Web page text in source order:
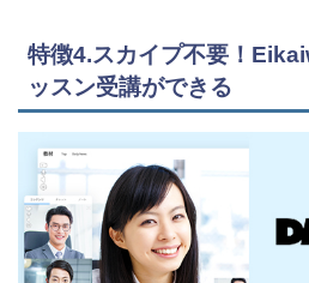
特徴4.スカイプ不要！
ッスン受講ができる